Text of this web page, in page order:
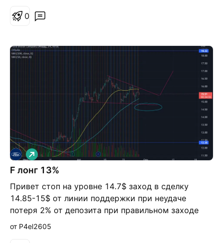
NYSE:F
0
F лонг 13%
Привет стоп на уровне 14.7$ заход в сделку
14.85-15$ от линии поддержки при неудаче
потеря 2% от депозита при правильном заходе
можно вытащить 13-14%. возможен закол уровня
Д
л
и
н
а
я
от P4el2605